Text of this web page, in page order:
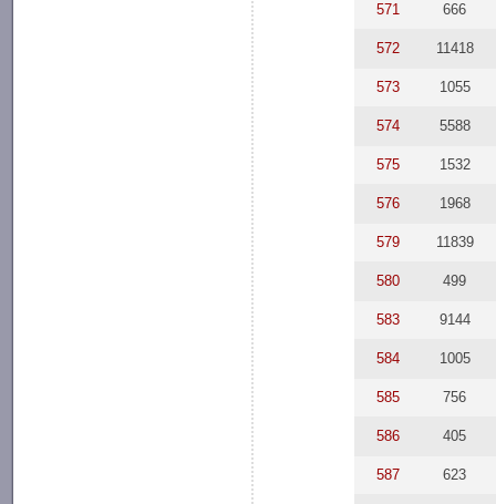
571 666
572 11418
573 1055
574 5588
575 1532
576 1968
579 11839
580 499
583 9144
584 1005
585 756
586 405
587 623